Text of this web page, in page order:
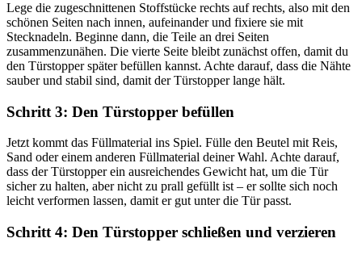
Lege die zugeschnittenen Stoffstücke rechts auf rechts, also mit den
schönen Seiten nach innen, aufeinander und fixiere sie mit
Stecknadeln. Beginne dann, die Teile an drei Seiten
zusammenzunähen. Die vierte Seite bleibt zunächst offen, damit du
den Türstopper später befüllen kannst. Achte darauf, dass die Nähte
sauber und stabil sind, damit der Türstopper lange hält.
Schritt 3: Den Türstopper befüllen
Jetzt kommt das Füllmaterial ins Spiel. Fülle den Beutel mit Reis,
Sand oder einem anderen Füllmaterial deiner Wahl. Achte darauf,
dass der Türstopper ein ausreichendes Gewicht hat, um die Tür
sicher zu halten, aber nicht zu prall gefüllt ist – er sollte sich noch
leicht verformen lassen, damit er gut unter die Tür passt.
Schritt 4: Den Türstopper schließen und verzieren